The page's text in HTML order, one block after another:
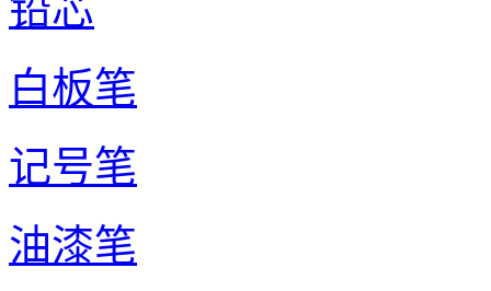
白板笔
记号笔
油漆笔